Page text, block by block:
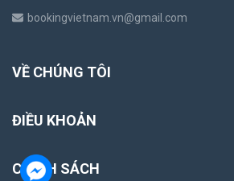
bookingvietnam.vn@gmail.com
VỀ CHÚNG TÔI
ĐIỀU KHOẢN
CHÍNH SÁCH